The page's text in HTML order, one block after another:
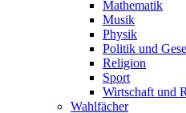
Mathematik
Musik
Physik
Politik und
Religion
Sport
Wirtschaft und
Wahlfächer